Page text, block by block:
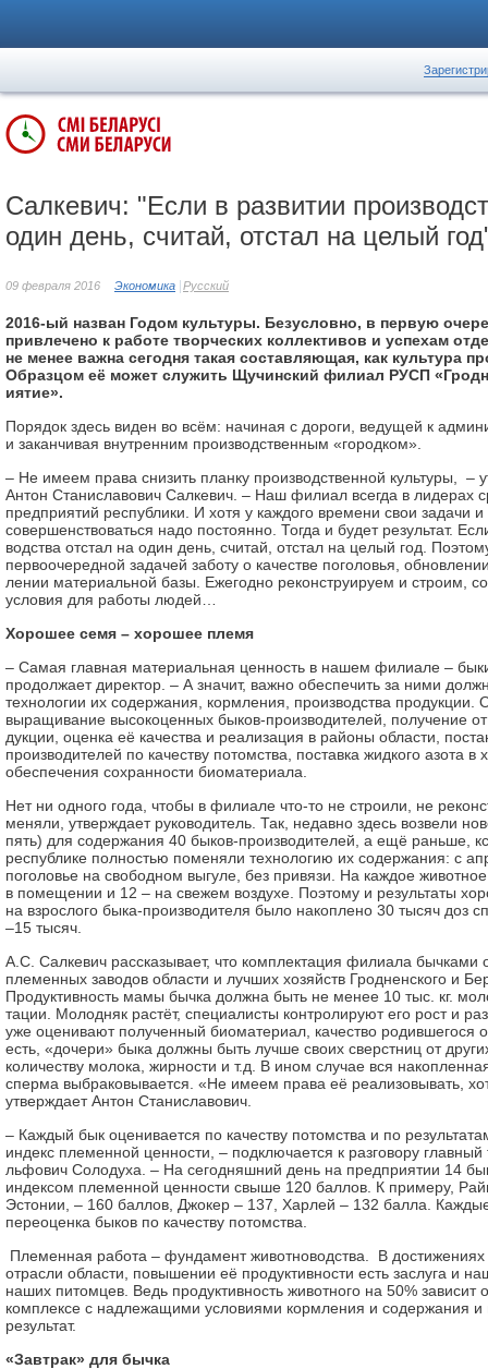
Салкевич: "Если в развитии
один день, считай, от­с­тал на целый
09 февраля 2016 Экономика Русский
2016-ый назван Годом ку­ль­ту­ры. Безусловно, в первую
привлечено к ра­бо­те творческих коллективов и ус­пе­хам
не менее важна сегодня такая сос­тав­ля­ю­щая, как культура
Образцом её может служить Щучинский фил­иал РУСП
ият­ие».
Порядок здесь виден во всём: нач­и­ная с дороги, ведущей к
и за­кан­ч­и­вая внутренним производственным «городком».
– Не имеем права снизить план­ку производственной культуры, –
Антон Стан­и­с­ла­вович Салкевич. – Наш филиал всег­да в лидерах
предприятий республики. И хо­тя у каждого времени свои задачи
совершенствоваться на­до постоянно. Тогда и будет ре­зу­ль­тат.
вод­с­т­ва отстал на один день, счи­тай, отстал на целый год.
первоочередной за­да­чей заботу о качестве по­го­ло­вья,
лении материальной базы. Еже­год­но реконструируем и строим,
ус­лов­ия для работы людей…
Хорошее семя – хорошее пле­мя
– Самая главная материальная цен­ность в нашем филиале –
про­дол­жа­ет директор. – А значит, важно обес­печить за ними
технологии их со­дер­жан­ия, кормления, производства
вы­ращ­и­ван­ие высокоценных быков-прои­з­вод­и­те­лей, получение
дукции, оценка её ка­чес­т­ва и реализация в районы об­ласти,
прои­з­вод­и­те­лей по качеству по­том­с­т­ва, поставка жидкого азота в
обес­пе­чен­ия сохранности биоматериала.
Нет ни одного года, чтобы в фил­иа­ле что-то не строили, не
меняли, ут­вер­ж­да­ет руководитель. Так, недавно здесь возвели
пять) для содержания 40 бы­ков-производителей, а ещё ра­нь­ше,
республике пол­нос­тью поменяли технологию их содержания: с
поголовье на свободном вы­гу­ле, без привязи. На каждое
в по­ме­щении и 12 – на свежем воздухе. По­э­то­му и результаты
на взрослого бы­ка-производителя было накоплено 30 тысяч доз
–15 тысяч.
А.С. Салкевич рассказывает, что ком­п­лек­тац­ия филиала бычками
племенных за­во­дов области и лучших хозяйств Грод­нен­с­ко­го и
Продуктивность мамы быч­ка должна быть не менее 10 тыс. кг.
тации. Молодняк растёт, спец­иал­и­с­ты контролируют его рост и
уже оцен­и­ва­ют полученный биоматериал, ка­чес­т­во родившегося
есть, «дочери» быка дол­ж­ны быть лучше своих сверстниц от
кол­и­чес­т­ву молока, жирности и т.д. В ином случае вся
сперма выб­ра­ко­вы­ва­ет­ся. «Не имеем права её ре­ал­и­зо­вы­вать,
утверждает Антон Стан­и­с­ла­вович.
– Каждый бык оценивается по ка­чес­т­ву потомства и по
индекс пле­мен­ной ценности, – подключается к раз­го­во­ру
ль­фович Солодуха. – На се­год­няшний день на предприятии 14
индексом пле­мен­ной ценности свыше 120 бал­лов. К примеру,
Эстонии, – 160 бал­лов, Джокер – 137, Харлей – 132 бал­ла.
переоценка быков по качеству по­том­с­т­ва.
Племенная работа – фундамент живот­но­вод­с­т­ва. В
отрасли области, по­вы­шении её продуктивности есть заслуга и
наших питомцев. Ведь про­дук­т­и­в­ность животного на 50% зависит
комплексе с над­ле­жащими условиями кор­м­лен­ия и содержания и
результат.
«Завтрак» для бычка